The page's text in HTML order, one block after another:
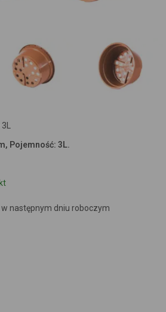
Pojemność: 3L.
następnym dniu roboczym